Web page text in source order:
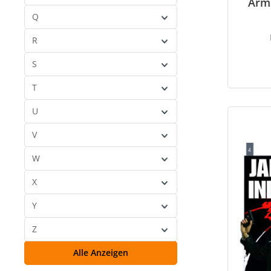
(16)
(1)
How2Work
(2)
Human Wave Figures
Q
R
S
T
U
V
W
X
Y
Z
Alle Anzeigen